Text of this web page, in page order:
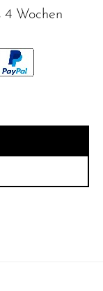
4 Wochen
Etagenbett